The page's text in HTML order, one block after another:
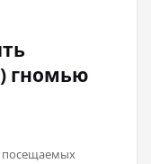
гномью
посещаемых